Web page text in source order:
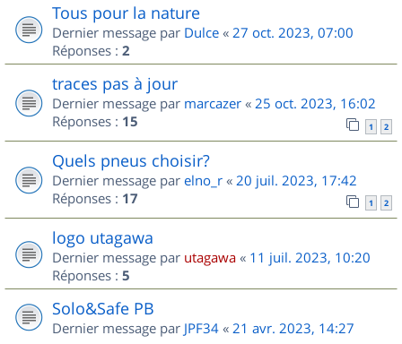
Tous pour la nature
Dernier message par Dulce « 27 oct. 2023, 07:00
Réponses : 2
traces pas à jour
Dernier message par marcazer « 25 oct. 2023, 16:02
Réponses : 15 1 2
Quels pneus choisir?
Dernier message par elno_r « 20 juil. 2023, 17:42
Réponses : 17 1 2
logo utagawa
Dernier message par utagawa « 11 juil. 2023, 10:20
Réponses : 5
Solo&Safe PB
Dernier message par JPF34 « 21 avr. 2023, 14:27